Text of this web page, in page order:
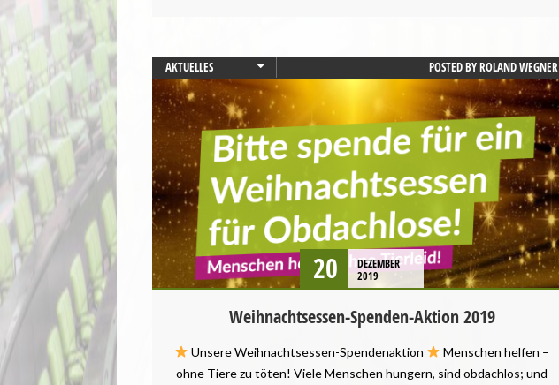
AKTUELLES
AUGSBURG
BAYERN
BEZIRKSAMTSWAHL
BÜRGERSCHAFTSWAHL
LANDESVERBÄNDE
LANDTAGSWAHL
PRESSEMITTEILUNG
UMWELT UND KLIMA
VEGANISMUS
VERANSTALTUNGEN
POSTED BYROLAND WEGNER
20
DEZEMBER
2019
Weihnachtsessen-Spenden-Aktion 2019
Unsere Weihnachtsessen-Spendenaktion
Menschen helfen –
ohne Tiere zu töten! Viele Menschen hungern, sind obdachlos; und